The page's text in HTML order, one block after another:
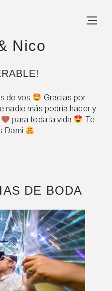
Nico
de vos
Gracias por
nadie más podría hacer y
para toda la vida
Te
Dami
DE BODA